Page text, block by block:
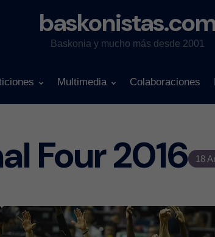
Baskonia y mucho más desde 2001
Multimedia Colaboraciones
18
Four 2016